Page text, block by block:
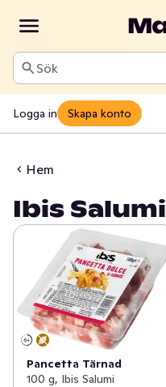
Sök
Logga in Skapa konto
Hem
Ibis Salumi
Pancetta Tärnad
100 g, Ibis Salumi